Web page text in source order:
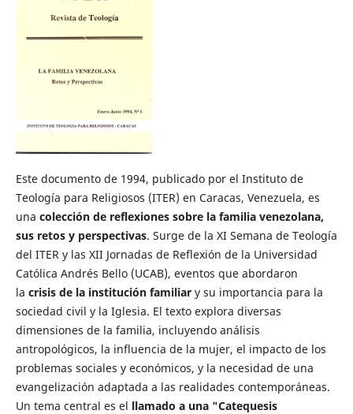
Este documento de 1994, publicado por el Instituto de
Teología para Religiosos (ITER) en Caracas, Venezuela, es
una colección de reflexiones sobre la familia venezolana,
sus retos y perspectivas. Surge de la XI Semana de Teología
del ITER y las XII Jornadas de Reflexión de la Universidad
Católica Andrés Bello (UCAB), eventos que abordaron
la crisis de la institución familiary su importancia para la
sociedad civil y la Iglesia. El texto explora diversas
dimensiones de la familia, incluyendo análisis
antropológicos, la influencia de la mujer, el impacto de los
problemas sociales y económicos, y la necesidad de una
evangelización adaptada a las realidades contemporáneas.
Un tema central es el llamado a una "Catequesis